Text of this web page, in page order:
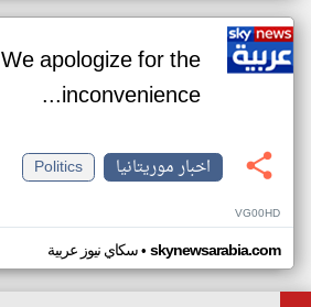
We apologize for the
inconvenience...
اخبار موريتانيا
Politics
VG00HD
سكاي نيوز عربية• skynewsarabia.com